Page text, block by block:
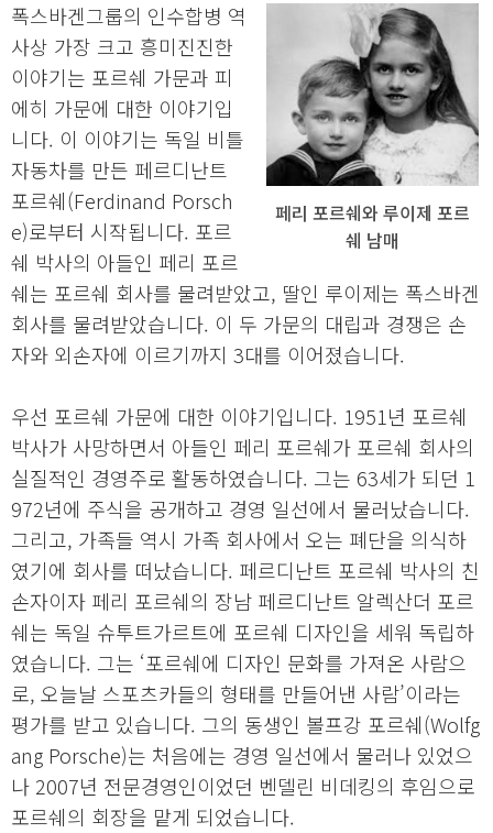
페리 포르쉐와 루이제 포르
쉐 남매
폭스바겐그룹의 인수합병 역
사상 가장 크고 흥미진진한
이야기는 포르쉐 가문과 피
에히 가문에 대한 이야기입
니다. 이 이야기는 독일 비틀
자동차를 만든 페르디난트
포르쉐(Ferdinand Porsch
e)로부터 시작됩니다. 포르
쉐 박사의 아들인 페리 포르
쉐는 포르쉐 회사를 물려받았고, 딸인 루이제는 폭스바겐
회사를 물려받았습니다. 이 두 가문의 대립과 경쟁은 손
자와 외손자에 이르기까지 3대를 이어졌습니다.
우선 포르쉐 가문에 대한 이야기입니다. 1951년 포르쉐
박사가 사망하면서 아들인 페리 포르쉐가 포르쉐 회사의
실질적인 경영주로 활동하였습니다. 그는 63세가 되던 1
972년에 주식을 공개하고 경영 일선에서 물러났습니다.
그리고, 가족들 역시 가족 회사에서 오는 폐단을 의식하
였기에 회사를 떠났습니다. 페르디난트 포르쉐 박사의 친
손자이자 페리 포르쉐의 장남 페르디난트 알렉산더 포르
쉐는 독일 슈투트가르트에 포르쉐 디자인을 세워 독립하
였습니다. 그는 ‘포르쉐에 디자인 문화를 가져온 사람으
로, 오늘날 스포츠카들의 형태를 만들어낸 사람’이라는
평가를 받고 있습니다. 그의 동생인 볼프강 포르쉐(Wolfg
ang Porsche)는 처음에는 경영 일선에서 물러나 있었으
나 2007년 전문경영인이었던 벤델린 비데킹의 후임으로
포르쉐의 회장을 맡게 되었습니다.